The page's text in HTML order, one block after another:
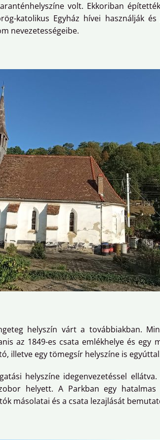
volt. Ekkoriban
katolikus Egyház hívei használják
nevezetességeibe.
helyszín várt a továbbiakban.
az 1849-es csata emlékhelye és
illetve egy tömegsír helyszíne is
helyszíne idegenvezetéssel
helyett. A Parkban egy
másolatai és a csata lezajlását